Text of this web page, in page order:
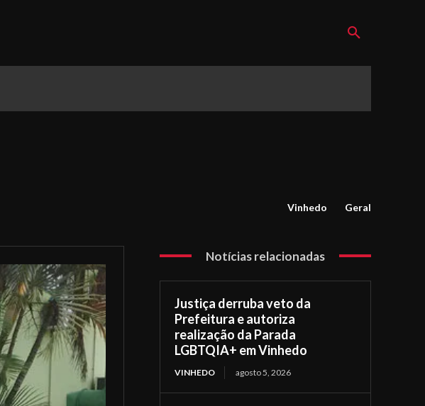
Vinhedo Geral
Notícias relacionadas
Justiça derruba veto da
Prefeitura e autoriza
realização da Parada
LGBTQIA+ em Vinhedo
VINHEDO agosto 5, 2026